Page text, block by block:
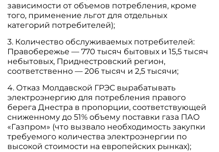
зависимости от объемов потребления, кроме
того, применение льгот для отдельных
категорий потребителей);
3. Количество обслуживаемых потребителей:
Правобережье — 770 тысяч бытовых и 15,5 тысяч
небытовых, Приднестровский регион,
соответственно — 206 тысяч и 2,5 тысячи;
4. Отказ Молдавской ГРЭС вырабатывать
электроэнергию для потребления правого
берега Днестра в пропорции, соответствующей
сниженному до 51% объему поставки газа ПАО
«Газпром» (что вызвало необходимость закупки
требуемого количества электроэнергии по
высокой стоимости на европейских рынках);